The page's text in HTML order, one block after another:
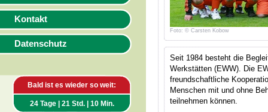
Kontakt
Datenschutz
Bald ist es wieder so weit:
24 Tage | 21 Std. | 10 Min.
Foto: © Carsten Kobow
Seit 1984 besteht die
Werkstätten (EWW). Die
freundschaftliche
Menschen mit und ohne
teilnehmen können.